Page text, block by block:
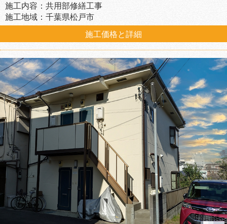
施工内容：共用部修繕工事
施工地域：千葉県松戸市
施工価格と詳細